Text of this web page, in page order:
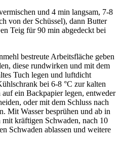
und 4 min langsam, 7-8
von der Schüssel), dann Butter
Teig für 90 min abgedeckt bei
bestreute Arbeitsfläche geben
diese rundwirken und mit dem
Tuch legen und luftdicht
bei 6-8 °C zur kalten
ein Backpapier legen, entweder
oder mit dem Schluss nach
Mit Wasser besprühen und ab in
kräftigen Schwaden, nach 10
Schwaden ablassen und weitere